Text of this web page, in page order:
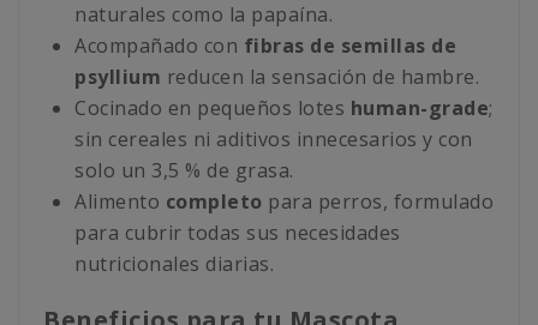
naturales como la papaína.
Acompañado con fibras de semillas de
psyllium reducen la sensación de hambre.
Cocinado en pequeños lotes human-grade;
sin cereales ni aditivos innecesarios y con
solo un 3,5 % de grasa.
Alimento completo para perros, formulado
para cubrir todas sus necesidades
nutricionales diarias.